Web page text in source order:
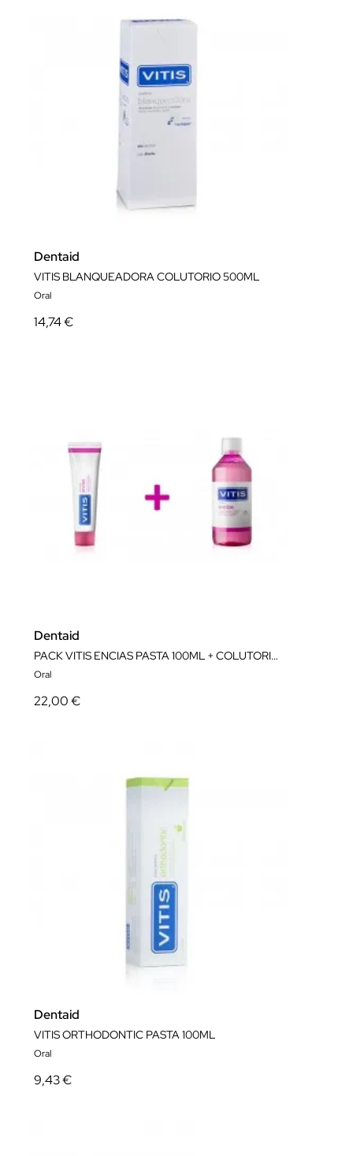
Dentaid
VITIS BLANQUEADORA COLUTORIO 500ML
Oral
14,74 €
Dentaid
PACK VITIS ENCIAS PASTA 100ML + COLUTORIO 500ML
Oral
22,00 €
Dentaid
VITIS ORTHODONTIC PASTA 100ML
Oral
9,43 €